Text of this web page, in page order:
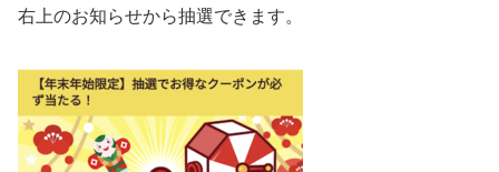
右上のお知らせから抽選できます。